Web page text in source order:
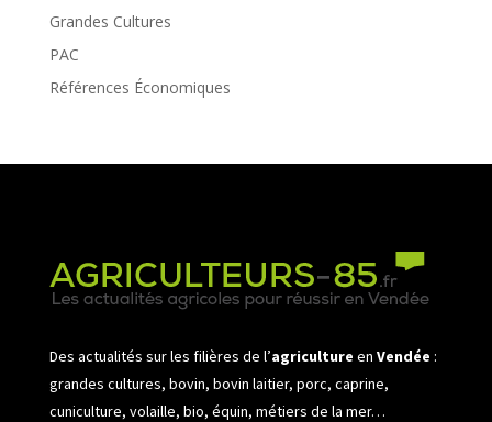
Grandes Cultures
PAC
Références Économiques
Des actualités sur les filières de l’agriculture en Vendée :
grandes cultures, bovin, bovin laitier, porc, caprine,
cuniculture, volaille, bio, équin, métiers de la mer…